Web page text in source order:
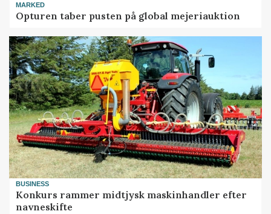
MARKED
Opturen taber pusten på global mejeriauktion
BUSINESS
Konkurs rammer midtjysk maskinhandler efter
navneskifte